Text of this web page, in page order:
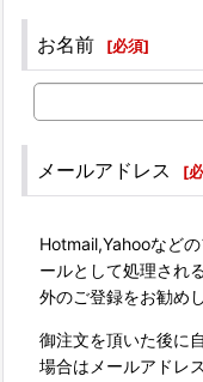
お名前 [必須]
メールアドレス [
Hotmail,Yahooなど
ールとして処理され
外のご登録をお勧めし
御注文を頂いた後に
場合はメールアドレ